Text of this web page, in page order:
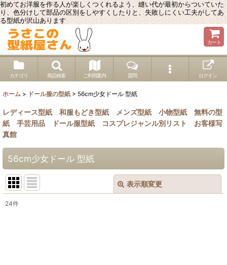
初めてお洋服を作る人が楽しくつくれるよう、縫い代が最初からついていた
り、色分けして部品の区別をしやすくしたりと、失敗しにくい工夫がしてあ
る型紙が沢山あります
カート
カテゴリ 商品検索 ご利用案内 質問 ログイン
ホーム > ドール服の型紙 > 56cm少女ドール 型紙
レディース型紙 和服もどき型紙 メンズ型紙 小物型紙
無料の型
紙
手芸用品 ドール服型紙 コスプレジャンル別リスト
お客様写
真館
56cm少女ドール 型紙
表示順変更
24件